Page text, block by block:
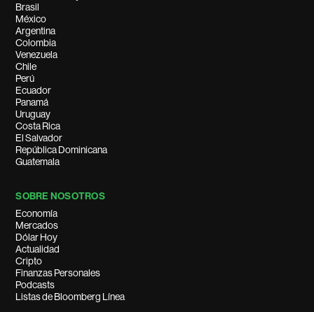
Brasil
México
Argentina
Colombia
Venezuela
Chile
Perú
Ecuador
Panamá
Uruguay
Costa Rica
El Salvador
República Dominicana
Guatemala
SOBRE NOSOTROS
Economía
Mercados
Dólar Hoy
Actualidad
Cripto
Finanzas Personales
Podcasts
Listas de Bloomberg Línea